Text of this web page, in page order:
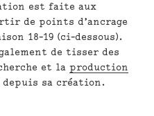
est faite aux
de points d’ancrage
18-19 (ci-dessous).
de tisser des
et la production
depuis sa création.